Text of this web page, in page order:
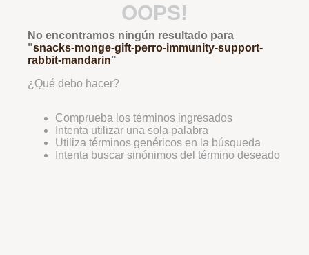
OOPS!
No encontramos ningún resultado para
"snacks-monge-gift-perro-immunity-support-
rabbit-mandarin"
¿Qué debo hacer?
Comprueba los términos ingresados
Intenta utilizar una sola palabra
Utiliza términos genéricos en la búsqueda
Intenta buscar sinónimos del término deseado